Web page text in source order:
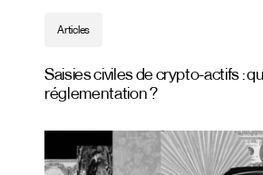
Articles
Saisies civiles de crypto-actifs :
réglementation ?